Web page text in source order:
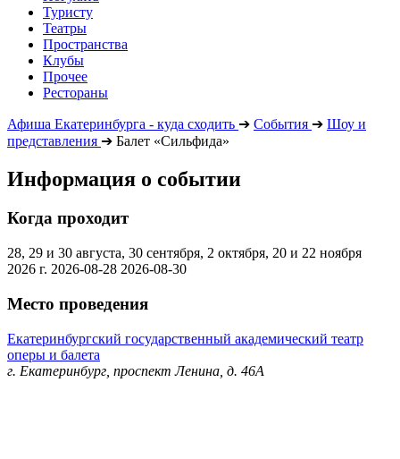
Туристу
Театры
Пространства
Клубы
Прочее
Рестораны
Афиша Екатеринбурга - куда сходить ➔ События ➔ Шоу и
представления ➔ Балет «Сильфида»
Информация о событии
Когда проходит
28, 29 и 30 августа, 30 сентября, 2 октября, 20 и 22 ноября
2026 г. 2026-08-28 2026-08-30
Место проведения
Екатеринбургский государственный академический театр
оперы и балета
г. Екатеринбург, проспект Ленина, д. 46А